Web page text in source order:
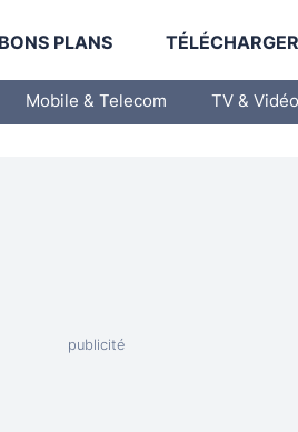
BONS PLANS
Mobile & Telecom TV & Vidéo